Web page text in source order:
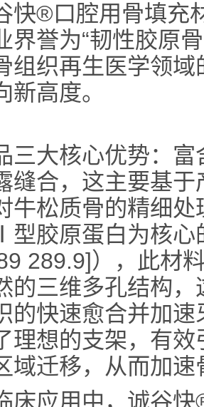
快®口腔用骨填充
界誉为“韧性胶原
组织再生医学领
新高度。
大核心优势：富
缝合，这主要基
牛松质骨的精细
胶原蛋白为核心
289.9]），此材
的三维多孔结构
的快速愈合并加
理想的支架，有
域迁移，从而加速
应用中，诚谷快